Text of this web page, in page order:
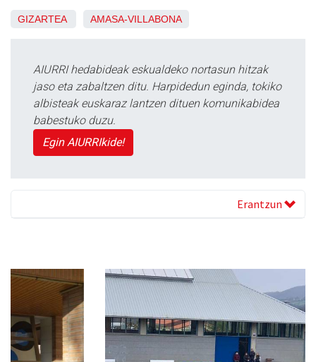
GIZARTEA AMASA-VILLABONA
AIURRI hedabideak eskualdeko nortasun hitzak
jaso eta zabaltzen ditu. Harpidedun eginda, tokiko
albisteak euskaraz lantzen dituen komunikabidea
babestuko duzu.
Egin AIURRIkide!
Erantzun